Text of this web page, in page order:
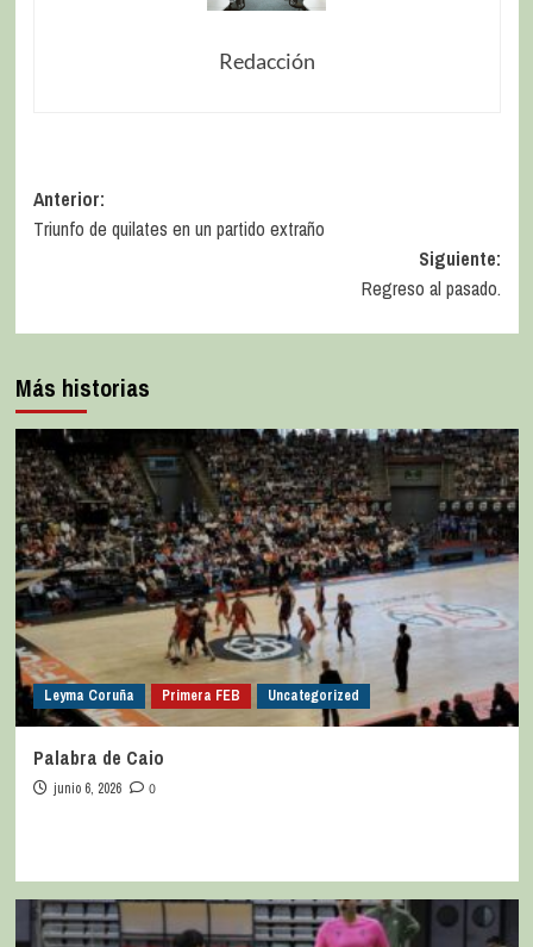
Redacción
Anterior:
Triunfo de quilates en un partido extraño
Siguiente:
Regreso al pasado.
Más historias
Leyma Coruña Primera FEB Uncategorized
Palabra de Caio
junio 6, 2026 0